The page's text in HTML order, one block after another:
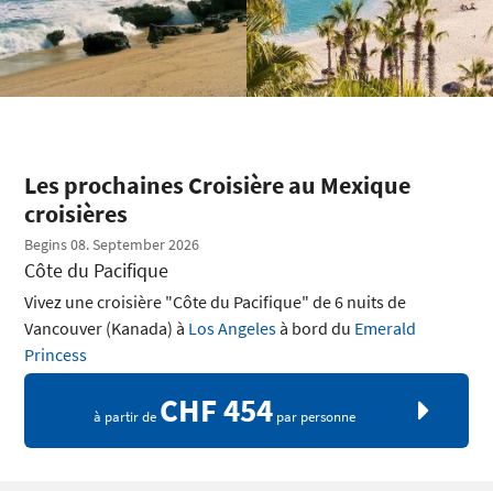
Les prochaines Croisière au Mexique
croisières
Begins 08. September 2026
Côte du Pacifique
Vivez une croisière "Côte du Pacifique" de 6 nuits de
Vancouver (Kanada) à Los Angelesà bord du Emerald
Princess
à partir de CHF 454par personne